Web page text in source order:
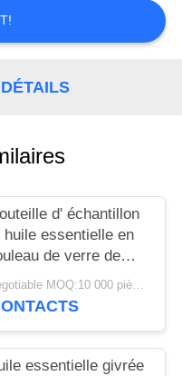
d' échantillon
huile essentielle en
de verre de
2 ml 3 ml 5 ml negotiable MOQ:10 000 pièces
essentielle givrée